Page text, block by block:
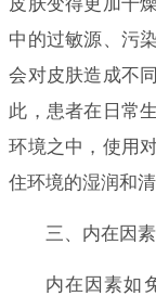
中的过敏源、污
会对皮肤造成不
此，患者在日常
环境之中，使用
住环境的湿润和清
三、内在因素
内在因素如